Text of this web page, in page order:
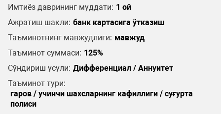
Имтиёз даврининг муддати: 1 ой
Ажратиш шакли: банк картасига ўтказиш
Таъминотнинг мавжудлиги: мавжуд
Таъминот суммаси: 125%
Сўндириш усули: Дифференциал / Аннуитет
Таъминот тури:
гаров / учинчи шахсларнинг кафиллиги / суғурта
полиси